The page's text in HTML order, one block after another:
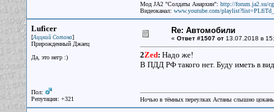
Мод JA2 "Солдаты Анархии": http://forum.ja2.su/
Видеоканал: www.youtube.com/
Luficer
[Аццкий Сотона]
Прирожденный Джаец
Да, это негр :)
Пол:
Репутация: +321
Re: Автомобили
« Ответ #1507 от13.07.2018 в
2Zed: Надо же!
В ПДД РФ такого нет. Буду иметь в
Ночью в тёмных переулках Астаны слышно